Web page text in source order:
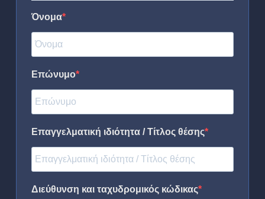
Όνομα
Επώνυμο
Επαγγελματική ιδιότητα / Τίτλος θέσης
Διεύθυνση και ταχυδρομικός κώδικας